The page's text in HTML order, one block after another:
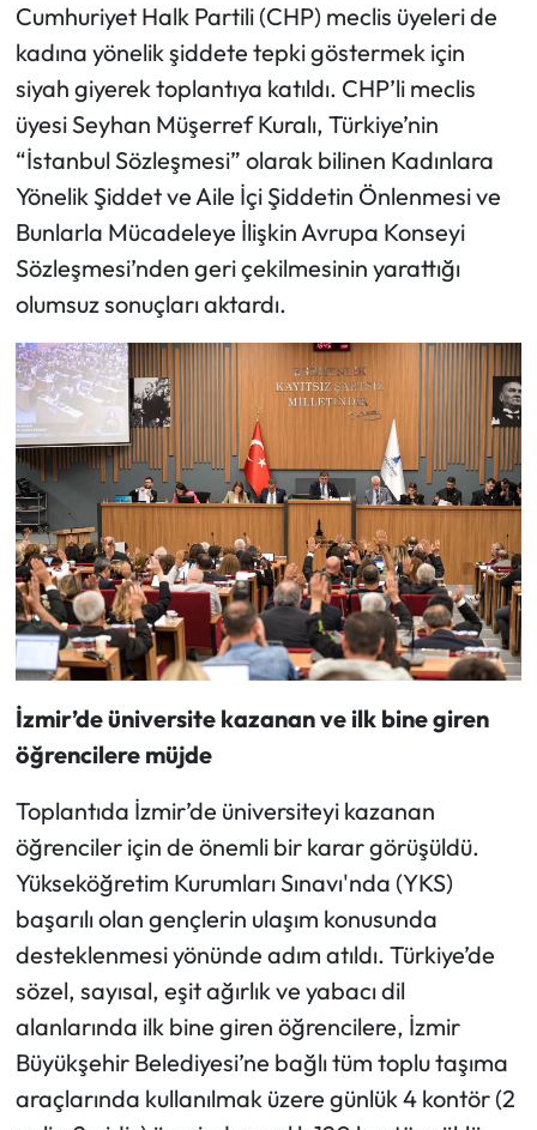
Cumhuriyet Halk Partili (CHP) meclis üyeleri de
kadına yönelik şiddete tepki göstermek için
siyah giyerek toplantıya katıldı. CHP’li meclis
üyesi Seyhan Müşerref Kuralı, Türkiye’nin
“İstanbul Sözleşmesi” olarak bilinen Kadınlara
Yönelik Şiddet ve Aile İçi Şiddetin Önlenmesi ve
Bunlarla Mücadeleye İlişkin Avrupa Konseyi
Sözleşmesi’nden geri çekilmesinin yarattığı
olumsuz sonuçları aktardı.
İzmir’de üniversite kazanan ve ilk bine giren
öğrencilere müjde
Toplantıda İzmir’de üniversiteyi kazanan
öğrenciler için de önemli bir karar görüşüldü.
Yükseköğretim Kurumları Sınavı'nda (YKS)
başarılı olan gençlerin ulaşım konusunda
desteklenmesi yönünde adım atıldı. Türkiye’de
sözel, sayısal, eşit ağırlık ve yabacı dil
alanlarında ilk bine giren öğrencilere, İzmir
Büyükşehir Belediyesi’ne bağlı tüm toplu taşıma
araçlarında kullanılmak üzere günlük 4 kontör (2